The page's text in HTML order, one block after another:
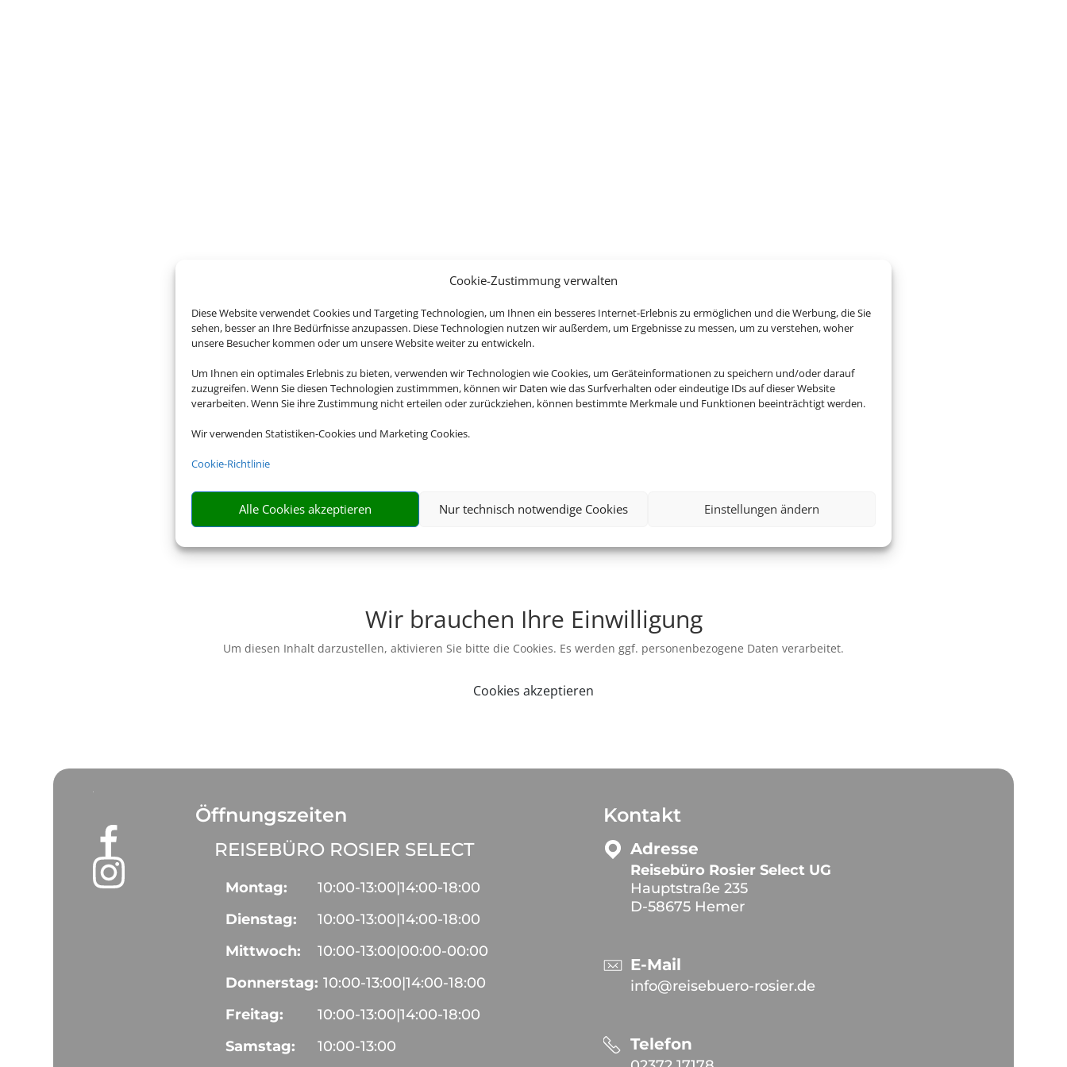
Cookie-Zustimmung verwalten
Diese Website verwendet Cookies und Targeting Technologien, um Ihnen ein besseres Internet-Erlebnis zu ermöglichen und die Werbung, die Sie
sehen, besser an Ihre Bedürfnisse anzupassen. Diese Technologien nutzen wir außerdem, um Ergebnisse zu messen, um zu verstehen, woher
unsere Besucher kommen oder um unsere Website weiter zu entwickeln.
Um Ihnen ein optimales Erlebnis zu bieten, verwenden wir Technologien wie Cookies, um Geräteinformationen zu speichern und/oder darauf
zuzugreifen. Wenn Sie diesen Technologien zustimmmen, können wir Daten wie das Surfverhalten oder eindeutige IDs auf dieser Website
verarbeiten. Wenn Sie ihre Zustimmung nicht erteilen oder zurückziehen, können bestimmte Merkmale und Funktionen beeinträchtigt werden.
Wir verwenden Statistiken-Cookies und Marketing Cookies.
Cookie-Richtlinie
Alle Cookies akzeptieren Nur technisch notwendige Cookies Einstellungen ändern
Wir brauchen Ihre Einwilligung
Um diesen Inhalt darzustellen, aktivieren Sie bitte die Cookies. Es werden ggf. personenbezogene Daten verarbeitet.
Cookies akzeptieren
Öffnungszeiten
REISEBÜRO ROSIER SELECT
Montag: 10:00-13:00|14:00-18:00
Dienstag:
10:00-13:00|14:00-18:00
Mittwoch:
10:00-13:00|00:00-00:00
Donnerstag: 10:00-13:00|14:00-18:00
Freitag:
10:00-13:00|14:00-18:00
Samstag:
10:00-13:00
Kontakt
Adresse
Reisebüro Rosier Select UG
Hauptstraße 235
D-58675 Hemer
E-Mail
info@reisebuero-rosier.de
Telefon